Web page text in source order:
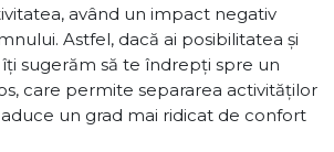
având un impact negativ
Astfel, dacă ai posibilitatea și
sugerăm să te îndrepți spre un
care permite separarea activităților
un grad mai ridicat de confort